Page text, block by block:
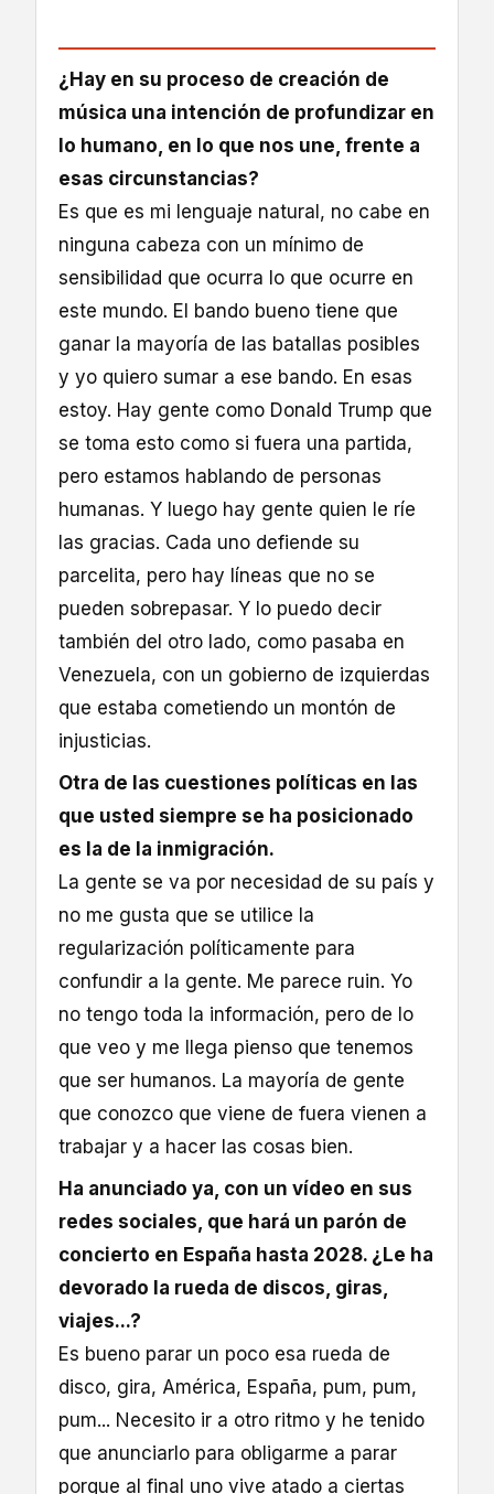
¿Hay en su proceso de creación de
música una intención de profundizar en
lo humano, en lo que nos une, frente a
esas circunstancias?
Es que es mi lenguaje natural, no cabe en
ninguna cabeza con un mínimo de
sensibilidad que ocurra lo que ocurre en
este mundo. El bando bueno tiene que
ganar la mayoría de las batallas posibles
y yo quiero sumar a ese bando. En esas
estoy. Hay gente como Donald Trump que
se toma esto como si fuera una partida,
pero estamos hablando de personas
humanas. Y luego hay gente quien le ríe
las gracias. Cada uno defiende su
parcelita, pero hay líneas que no se
pueden sobrepasar. Y lo puedo decir
también del otro lado, como pasaba en
Venezuela, con un gobierno de izquierdas
que estaba cometiendo un montón de
injusticias.
Otra de las cuestiones políticas en las
que usted siempre se ha posicionado
es la de la inmigración.
La gente se va por necesidad de su país y
no me gusta que se utilice la
regularización políticamente para
confundir a la gente. Me parece ruin. Yo
no tengo toda la información, pero de lo
que veo y me llega pienso que tenemos
que ser humanos. La mayoría de gente
que conozco que viene de fuera vienen a
trabajar y a hacer las cosas bien.
Ha anunciado ya, con un vídeo en sus
redes sociales, que hará un parón de
concierto en España hasta 2028. ¿Le ha
devorado la rueda de discos, giras,
viajes...?
Es bueno parar un poco esa rueda de
disco, gira, América, España, pum, pum,
pum... Necesito ir a otro ritmo y he tenido
que anunciarlo para obligarme a parar
porque al final uno vive atado a ciertas